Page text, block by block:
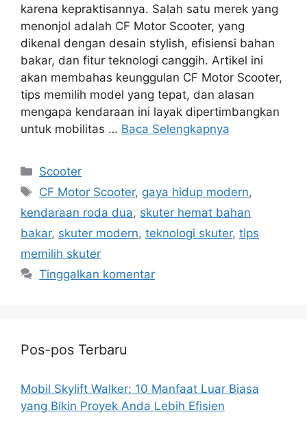
karena kepraktisannya. Salah satu merek yang
menonjol adalah CF Motor Scooter, yang
dikenal dengan desain stylish, efisiensi bahan
bakar, dan fitur teknologi canggih. Artikel ini
akan membahas keunggulan CF Motor Scooter,
tips memilih model yang tepat, dan alasan
mengapa kendaraan ini layak dipertimbangkan
untuk mobilitas … Baca Selengkapnya
Kategori
Scooter
Tag
CF Motor Scooter, gaya hidup modern,
kendaraan roda dua, skuter hemat bahan
bakar, skuter modern, teknologi skuter, tips
memilih skuter
Tinggalkan komentar
Pos-pos Terbaru
Mobil Skylift Walker: 10 Manfaat Luar Biasa
yang Bikin Proyek Anda Lebih Efisien